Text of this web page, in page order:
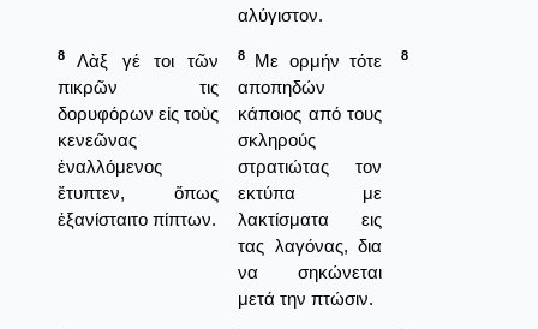
αλύγιστον.
8
Λὰξ γέ τοι τῶν
πικρῶν τις
δορυφόρων εἰς τοὺς
κενεῶνας
ἐναλλόμενος
ἔτυπτεν, ὅπως
ἐξανίσταιτο πίπτων.
8
Με ορμήν τότε
αποπηδών
κάποιος από τους
σκληρούς
στρατιώτας τον
εκτύπα με
λακτίσματα εις
τας λαγόνας, δια
να σηκώνεται
μετά την πτώσιν.
8